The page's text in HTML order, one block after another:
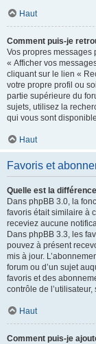
Haut
Comment puis-je
Vos propres messages
« Afficher vos
cliquant sur le lien «
votre propre profil ou
partie supérieure du
sujets, utilisez la
qui vous sont
Haut
Favoris et
Quelle est la
Dans phpBB 3.0, la
favoris était similaire à
receviez aucune
Dans phpBB 3.3, les
pouvez à présent
mis à jour.
forum ou d’un sujet
favoris et des
contrôle de
Haut
Comment puis-je